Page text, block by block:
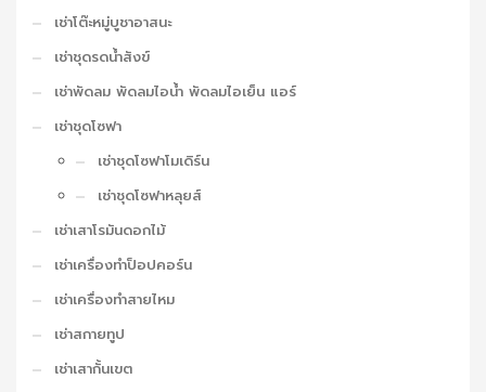
เช่าโต๊ะหมู่บูชาอาสนะ
เช่าชุดรดน้ำสังข์
เช่าพัดลม พัดลมไอน้ำ พัดลมไอเย็น แอร์
เช่าชุดโซฟา
เช่าชุดโซฟาโมเดิร์น
เช่าชุดโซฟาหลุยส์
เช่าเสาโรมันดอกไม้
เช่าเครื่องทำป็อปคอร์น
เช่าเครื่องทำสายไหม
เช่าสกายทูป
เช่าเสากั้นเขต